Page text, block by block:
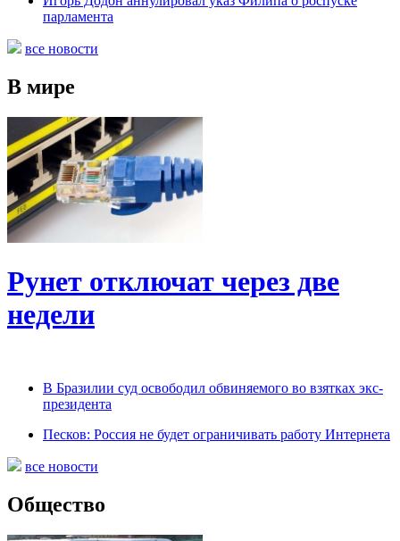
парламента
все новости
В мире
Рунет отключат через две
недели
В Бразилии суд освободил обвиняемого во взятках экс-
президента
Песков: Россия не будет ограничивать работу Интернета
все новости
Общество